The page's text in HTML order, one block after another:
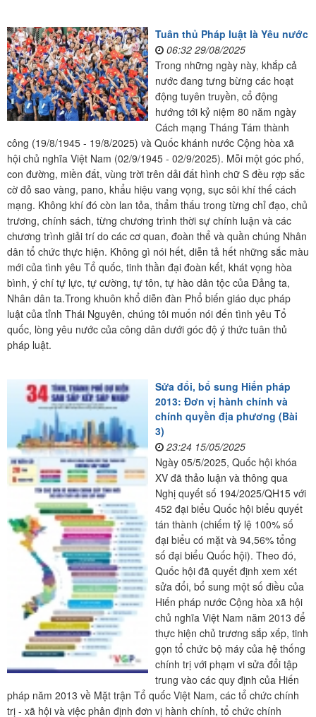
Tuân thủ Pháp luật là Yêu nước
06:32 29/08/2025
Trong những ngày này, khắp cả
nước đang tưng bừng các hoạt
động tuyên truyền, cổ động
hướng tới kỷ niệm 80 năm ngày
Cách mạng Tháng Tám thành
công (19/8/1945 - 19/8/2025) và Quốc khánh nước Cộng hòa xã
hội chủ nghĩa Việt Nam (02/9/1945 - 02/9/2025). Mỗi một góc phố,
con đường, miền đất, vùng trời trên dải đất hình chữ S đều rợp sắc
cờ đỏ sao vàng, pano, khẩu hiệu vang vọng, sục sôi khí thế cách
mạng. Không khí đó còn lan tỏa, thẩm thấu trong từng chỉ đạo, chủ
trương, chính sách, từng chương trình thời sự chính luận và các
chương trình giải trí do các cơ quan, đoàn thể và quần chúng Nhân
dân tổ chức thực hiện. Không gì nói hết, diễn tả hết những sắc màu
mới của tình yêu Tổ quốc, tinh thần đại đoàn kết, khát vọng hòa
bình, ý chí tự lực, tự cường, tự tôn, tự hào dân tộc của Đảng ta,
Nhân dân ta.Trong khuôn khổ diễn đàn Phổ biến giáo dục pháp
luật của tỉnh Thái Nguyên, chúng tôi muốn nói đến tình yêu Tổ
quốc, lòng yêu nước của công dân dưới góc độ ý thức tuân thủ
pháp luật.
Sửa đổi, bổ sung Hiến pháp
2013: Đơn vị hành chính và
chính quyền địa phương (Bài
3)
23:24 15/05/2025
Ngày 05/5/2025, Quốc hội khóa
XV đã thảo luận và thông qua
Nghị quyết số 194/2025/QH15 với
452 đại biểu Quốc hội biểu quyết
tán thành (chiếm tỷ lệ 100% số
đại biểu có mặt và 94,56% tổng
số đại biểu Quốc hội). Theo đó,
Quốc hội đã quyết định xem xét
sửa đổi, bổ sung một số điều của
Hiến pháp nước Cộng hòa xã hội
chủ nghĩa Việt Nam năm 2013 để
thực hiện chủ trương sắp xếp, tinh
gọn tổ chức bộ máy của hệ thống
chính trị với phạm vi sửa đổi tập
trung vào các quy định của Hiến
pháp năm 2013 về Mặt trận Tổ quốc Việt Nam, các tổ chức chính
trị - xã hội và việc phân định đơn vị hành chính, tổ chức chính